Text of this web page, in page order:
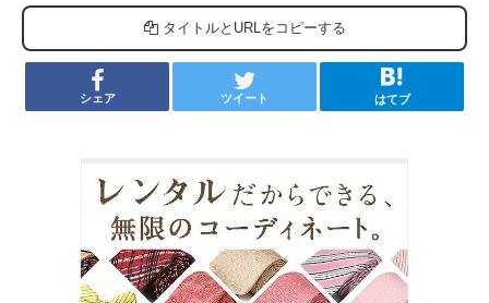
タイトルとURLをコピーする
シェア ツイート はてブ